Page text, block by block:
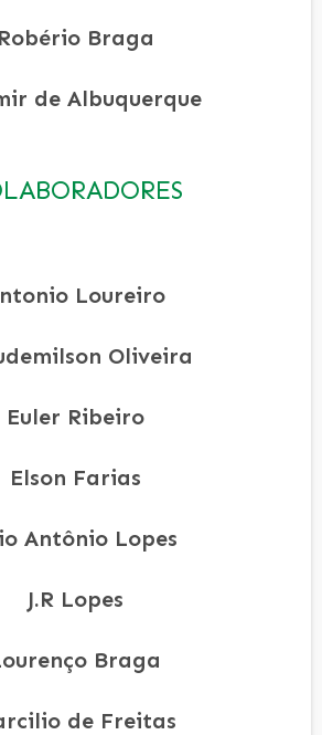
Robério Braga
de Albuquerque
Loureiro
Oliveira
Euler Ribeiro
Elson Farias
Antônio Lopes
J.R Lopes
Braga
de Freitas